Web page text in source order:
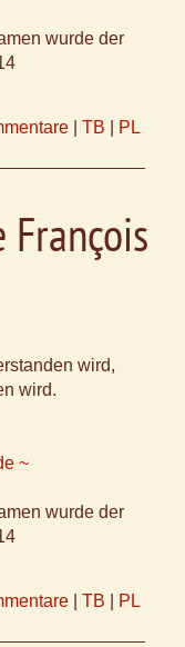
wurde der
TB PL
wird,
wird.
~
wurde der
TB PL